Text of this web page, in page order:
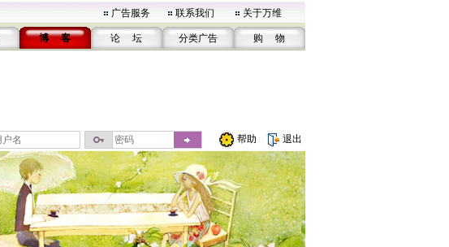
广告服务 联系我们 关于万维
博 客 论 坛 分类广告 购 物
帮助 退出